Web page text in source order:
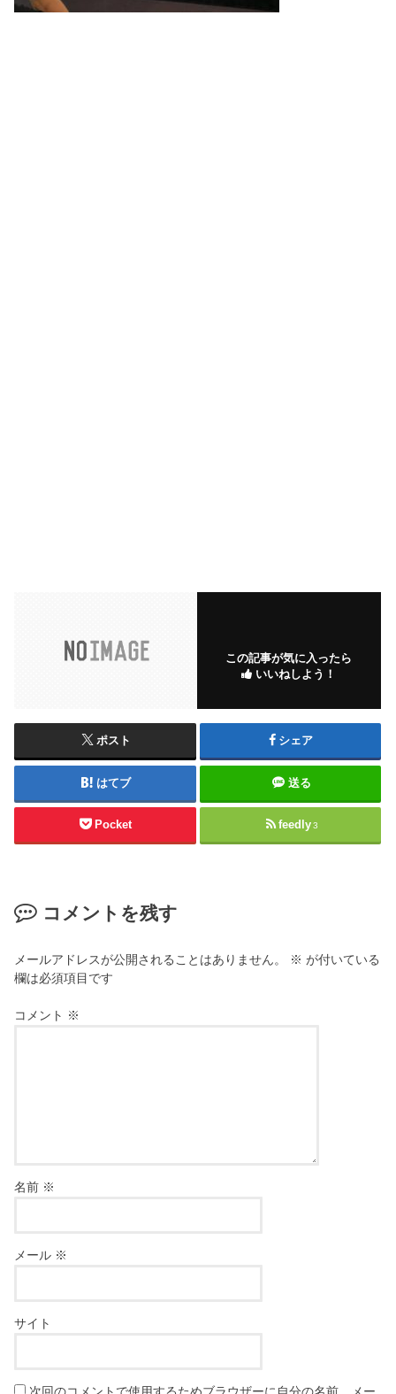
この記事が気に入ったら
いいねしよう！
ポスト シェア
はてブ 送る
Pocket feedly 3
コメントを残す
メールアドレスが公開されることはありません。 ※ が付いている
欄は必須項目です
コメント ※
名前 ※
メール ※
サイト
次回のコメントで使用するためブラウザーに自分の名前、メー